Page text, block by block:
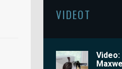
VIDEOT